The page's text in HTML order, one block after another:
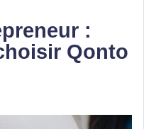
et les
à s’équiper d’un
ou TPE.
en ligne
paiement. Parmi les
:
Qonto